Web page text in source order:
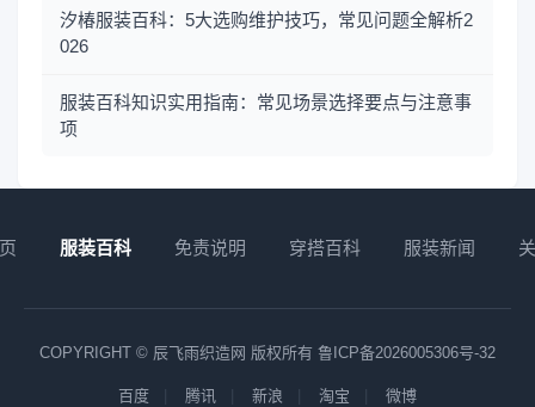
汐椿服装百科：5大选购维护技巧，常见问题全解析2
026
服装百科知识实用指南：常见场景选择要点与注意事
项
服装百科 免责说明 穿搭百科 服装新闻
COPYRIGHT © 辰飞雨织造网 版权所有 鲁ICP备2026005306号-32
百度 腾讯 新浪 淘宝 微博